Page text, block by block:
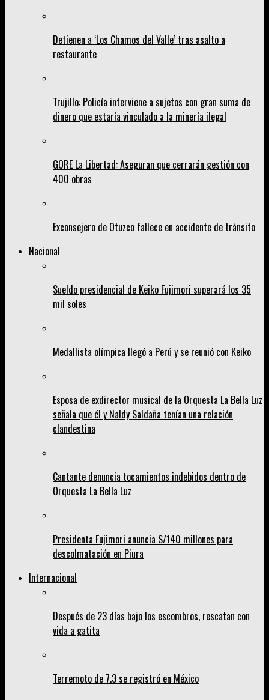
Detienen a ‘Los Chamos del Valle’ tras asalto a
restaurante
Trujillo: Policía interviene a sujetos con gran suma de
dinero que estaría vinculado a la minería ilegal
GORE La Libertad: Aseguran que cerrarán gestión con
400 obras
Exconsejero de Otuzco fallece en accidente de tránsito
Nacional
Sueldo presidencial de Keiko Fujimori superará los 35
mil soles
Medallista olímpica llegó a Perú y se reunió con Keiko
Esposa de exdirector musical de la Orquesta La Bella Luz
señala que él y Naldy Saldaña tenían una relación
clandestina
Cantante denuncia tocamientos indebidos dentro de
Orquesta La Bella Luz
Presidenta Fujimori anuncia S/140 millones para
descolmatación en Piura
Internacional
Después de 23 días bajo los escombros, rescatan con
vida a gatita
Terremoto de 7.3 se registró en México